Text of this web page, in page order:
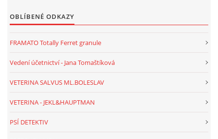
OBLÍBENÉ ODKAZY
FRAMATO Totally Ferret granule
Vedení účetnictví - Jana Tomaštíková
VETERINA SALVUS ML.BOLESLAV
VETERINA - JEKL&HAUPTMAN
PSÍ DETEKTIV